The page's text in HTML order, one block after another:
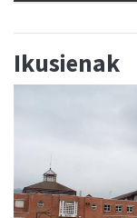
Ikusienak